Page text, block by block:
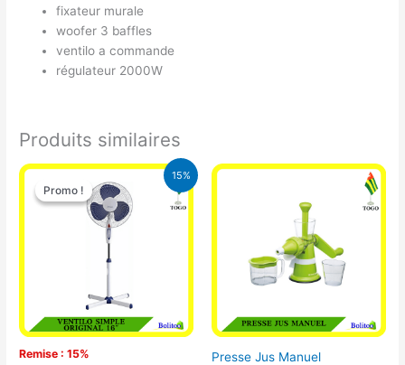
fixateur murale
woofer 3 baffles
ventilo a commande
régulateur 2000W
Produits similaires
15%
Promo !
Remise : 15%
Promo !
Le
prix
initial
était :
10.000 CFA.
Le
Presse Jus Manuel